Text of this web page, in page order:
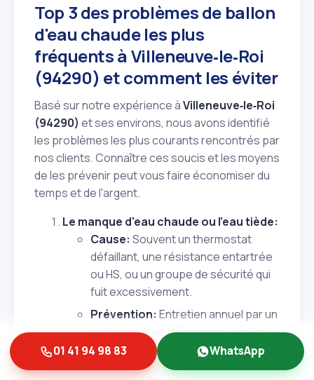
Top 3 des problèmes de ballon
d'eau chaude les plus
fréquents à Villeneuve‑le‑Roi
(94290) et comment les éviter
Basé sur notre expérience àVilleneuve‑le‑Roi
(94290) et ses environs, nous avons identifié
les problèmes les plus courants rencontrés par
nos clients. Connaître ces soucis et les moyens
de les prévenir peut vous faire économiser du
temps et de l'argent.
Le manque d'eau chaude ou l'eau tiède:
Cause: Souvent un thermostat
défaillant, une résistance entartrée
ou HS, ou un groupe de sécurité qui
fuit excessivement.
Prévention: Entretien annuel par un
professionnel, détartrage régulier,
et vérification mensuelle du groupe
de sécurité.
01 41 94 98 83 WhatsApp